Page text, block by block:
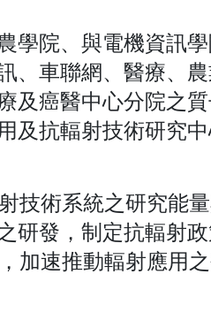
學院、與電機資訊
、車聯網、醫療、
及癌醫中心分院之
抗輻射技術研究中
技術系統之研究能
發，制定抗輻射政
加速推動輻射應用之